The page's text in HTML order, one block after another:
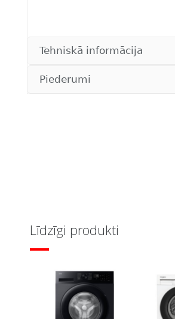
Tehniskā informācija
Piederumi
Līdzīgi produkti